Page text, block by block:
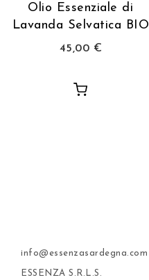
Olio Essenziale di
Lavanda Selvatica BIO
45,00 €
info@essenzasardegna.com
ESSENZA S.R.L.S.